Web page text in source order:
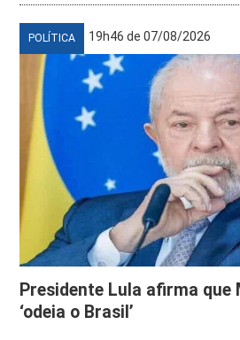
POLÍTICA 19h46 de 07/08/2026
Presidente Lula afirma que
‘odeia o Brasil’